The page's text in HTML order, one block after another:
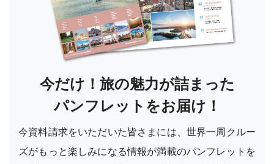
今だけ！旅の魅力が詰まった
パンフレットをお届け！
今資料請求をいただいた皆さまには、世界一周クルー
ズがもっと楽しみになる情報が満載のパンフレットを